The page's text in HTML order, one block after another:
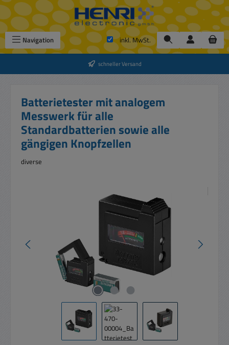
Zum Hauptinhalt springen
Navigation inkl. MwSt.
schneller Versand
Batterietester mit analogem
Messwerk für alle
Standardbatterien sowie alle
gängigen Knopfzellen
diverse